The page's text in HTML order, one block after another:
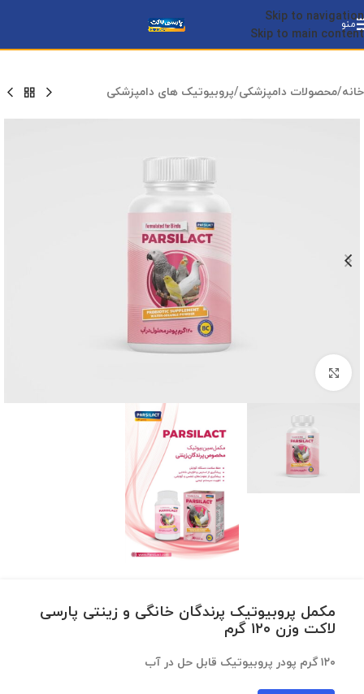
Skip to navigation
Skip to main content
منو
خانه/محصولات دامپزشکی/پروبیوتیک های دامپزشکی
برای بزرگنمایی کلیک کنید
مکمل پروبیوتیک پرندگان خانگی و زینتی پارسی
لاکت وزن ۱۲۰ گرم
۱۲۰ گرم پودر پروبیوتیک قابل حل در آب